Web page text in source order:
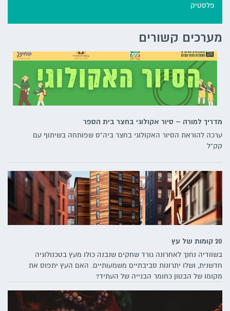
פלסטיק
מערכים קשורים
מדריך למורה – סיור אקולוגי בחצר בית הספר
ערכה להוראת הסיור האקולוגי בחצר ביה"ס שפותחה בשיתוף עם
קק"ל
20 קומות של עץ
בשוודיה נחנך לאחרונה גורד שחקים שנבנה כולו מעץ בטכנולוגיה
חדשנית, ושלו יתרונות סביבתיים משמעותיים. האם העץ יתפוס את
מקומו של הבטון כחומר הבנייה של העתיד?